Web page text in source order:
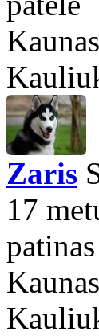
Kaunas
Zaris
17
patinas
Kaunas